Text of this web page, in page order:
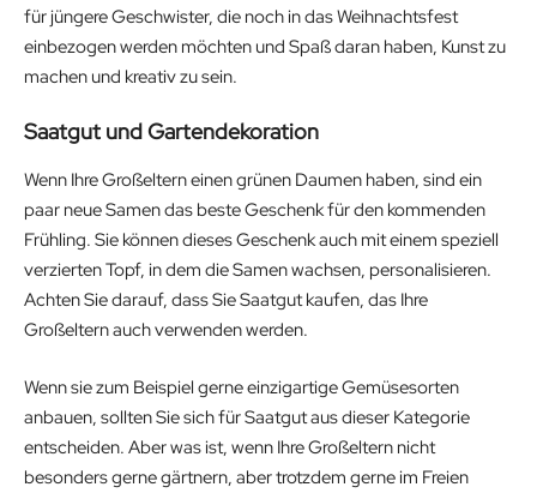
für jüngere Geschwister, die noch in das Weihnachtsfest
einbezogen werden möchten und Spaß daran haben, Kunst zu
machen und kreativ zu sein.
Saatgut und Gartendekoration
Wenn Ihre Großeltern einen grünen Daumen haben, sind ein
paar neue Samen das beste Geschenk für den kommenden
Frühling. Sie können dieses Geschenk auch mit einem speziell
verzierten Topf, in dem die Samen wachsen, personalisieren.
Achten Sie darauf, dass Sie Saatgut kaufen, das Ihre
Großeltern auch verwenden werden.
Wenn sie zum Beispiel gerne einzigartige Gemüsesorten
anbauen, sollten Sie sich für Saatgut aus dieser Kategorie
entscheiden. Aber was ist, wenn Ihre Großeltern nicht
besonders gerne gärtnern, aber trotzdem gerne im Freien